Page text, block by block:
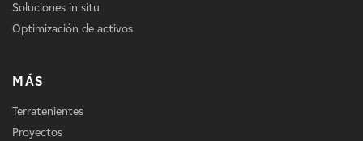
Soluciones in situ
Optimización de activos
MÁS
Terratenientes
Proyectos